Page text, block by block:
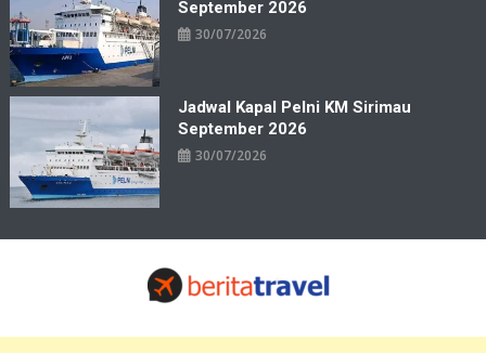
September 2026
30/07/2026
Jadwal Kapal Pelni KM Sirimau
September 2026
30/07/2026
Travelbiz